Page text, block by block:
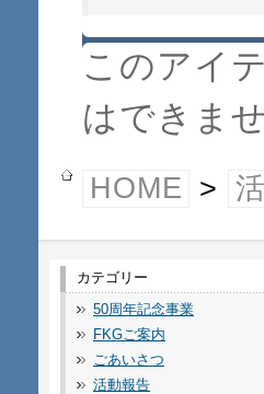
このアイ
はできませ
HOME >
カテゴリー
50周年記念事業
FKGご案内
ごあいさつ
活動報告